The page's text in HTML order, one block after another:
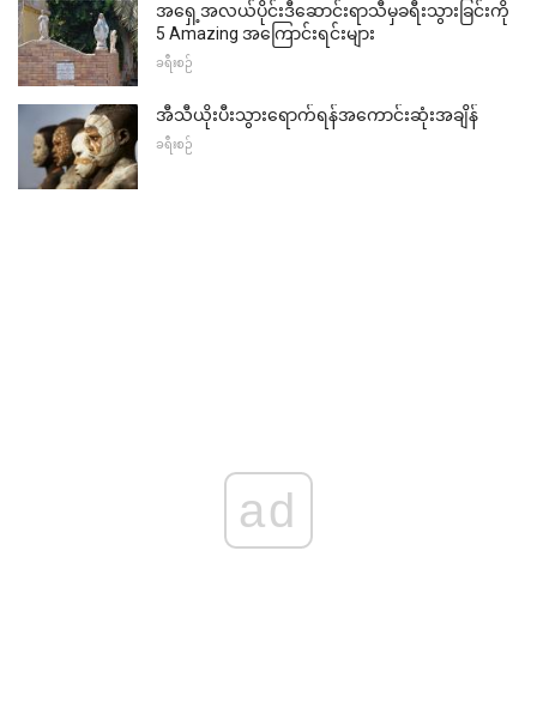
အရှေ့အလယ်ပိုင်းဒီဆောင်းရာသီမှခရီးသွားခြင်းကို
5 Amazing အကြောင်းရင်းများ
ခရီးစဉ်
အီသီယိုးပီးသွားရောက်ရန်အကောင်းဆုံးအချိန်
ခရီးစဉ်
ad